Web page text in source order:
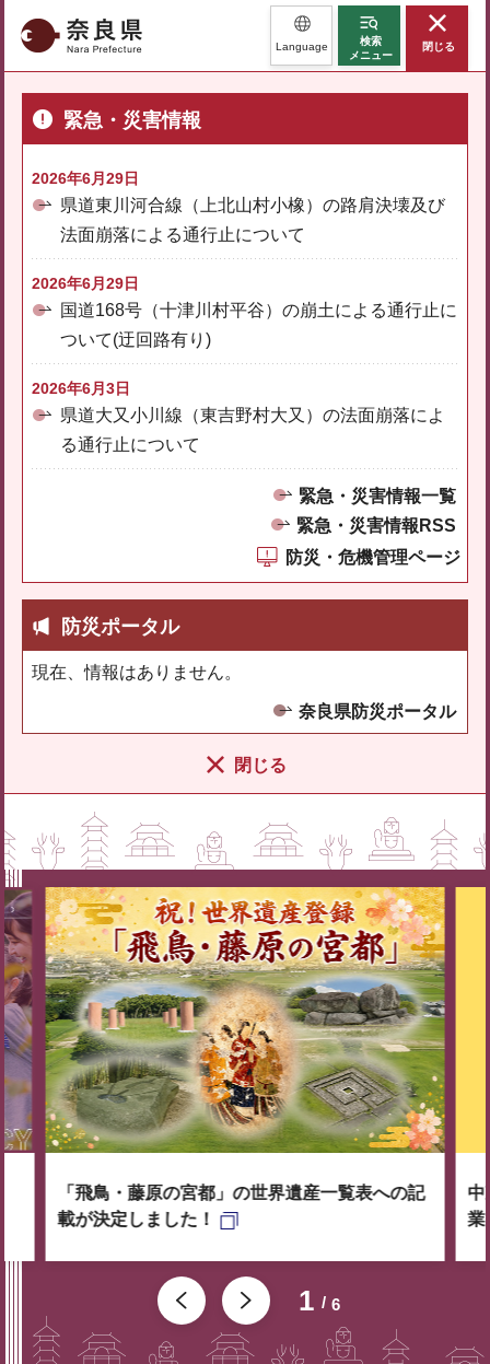
奈良県 Language
検索
メニュー
閉じる
緊急・災害情報
2026年6月29日
県道東川河合線（上北山村小橡）の路肩決壊及び
法面崩落による通行止について
2026年6月29日
国道168号（十津川村平谷）の崩土による通行止に
ついて(迂回路有り)
2026年6月3日
県道大又小川線（東吉野村大又）の法面崩落によ
る通行止について
緊急・災害情報一覧
緊急・災害情報RSS
防災・危機管理ページ
防災ポータル
現在、情報はありません。
奈良県防災ポータル
閉じる
1 6
「飛鳥・藤原の宮都」の世界遺産一覧表への記
載が決定しました！
中
業